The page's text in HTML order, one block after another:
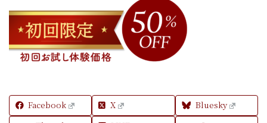
日
Facebook X
Bluesky